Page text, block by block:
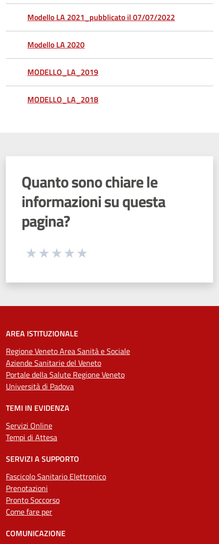
Modello LA 2021_pubblicato il 07/07/2022
Modello LA 2020
MODELLO_LA_2019
MODELLO_LA_2018
Quanto sono chiare le
informazioni su questa
pagina?
Seleziona una valutazione da 1 a 5 stelle
AREA ISTITUZIONALE
Regione Veneto Area Sanità e Sociale
Aziende Sanitarie del Veneto
Portale della Salute Regione Veneto
Università di Padova
TEMI IN EVIDENZA
Servizi Online
Tempi di Attesa
SERVIZI A SUPPORTO
Fascicolo Sanitario Elettronico
Prenotazioni
Pronto Soccorso
Come fare per
COMUNICAZIONE